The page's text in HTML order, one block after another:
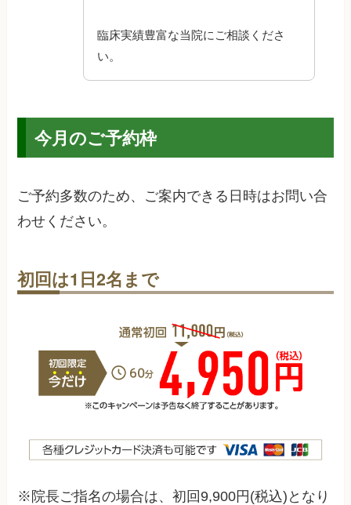
臨床実績豊富な当院にご相談くださ
い。
今月のご予約枠
ご予約多数のため、ご案内できる日時はお問い合
わせください。
初回は1日2名まで
※院長ご指名の場合は、初回9,900円(税込)となり